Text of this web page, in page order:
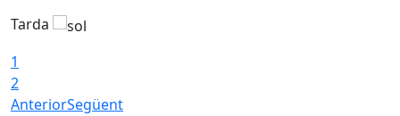
Tarda
1
2
AnteriorSegüent